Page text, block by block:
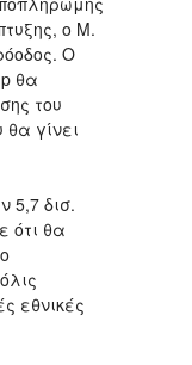
ο Μ.
Ο
θα
του
γίνει
5,7 δισ.
ότι θα
εθνικές